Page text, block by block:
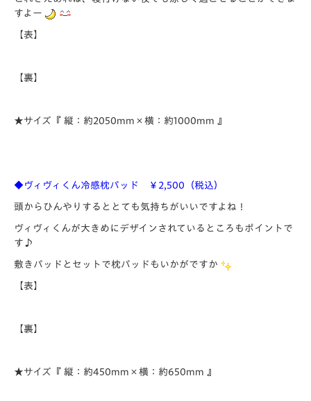
すよー
【表】
【裏】
★サイズ『 縦：約2050mm×横：約1000mm 』
◆ヴィヴィくん冷感枕パッド ￥2,500（税込）
頭からひんやりするととても気持ちがいいですよね！
ヴィヴィくんが大きめにデザインされているところもポイントで
す♪
敷きパッドとセットで枕パッドもいかがですか
【表】
【裏】
★サイズ『 縦：約450mm×横：約650mm 』